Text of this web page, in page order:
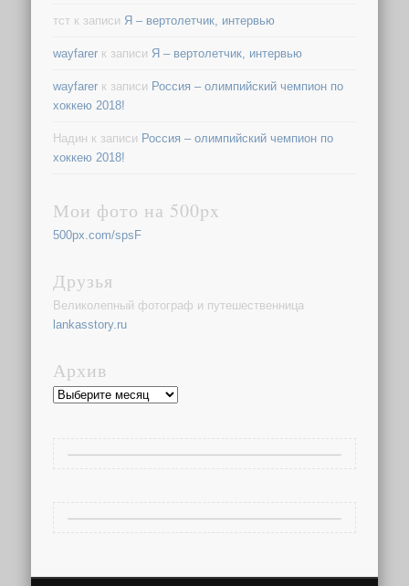
тст к записи Я – вертолетчик, интервью
wayfarer к записи Я – вертолетчик, интервью
wayfarer к записи Россия – олимпийский чемпион по
хоккею 2018!
Надин к записи Россия – олимпийский чемпион по
хоккею 2018!
Мои фото на 500px
500px.com/spsF
Друзья
Великолепный фотограф и путешественница
lankasstory.ru
Архив
Архив